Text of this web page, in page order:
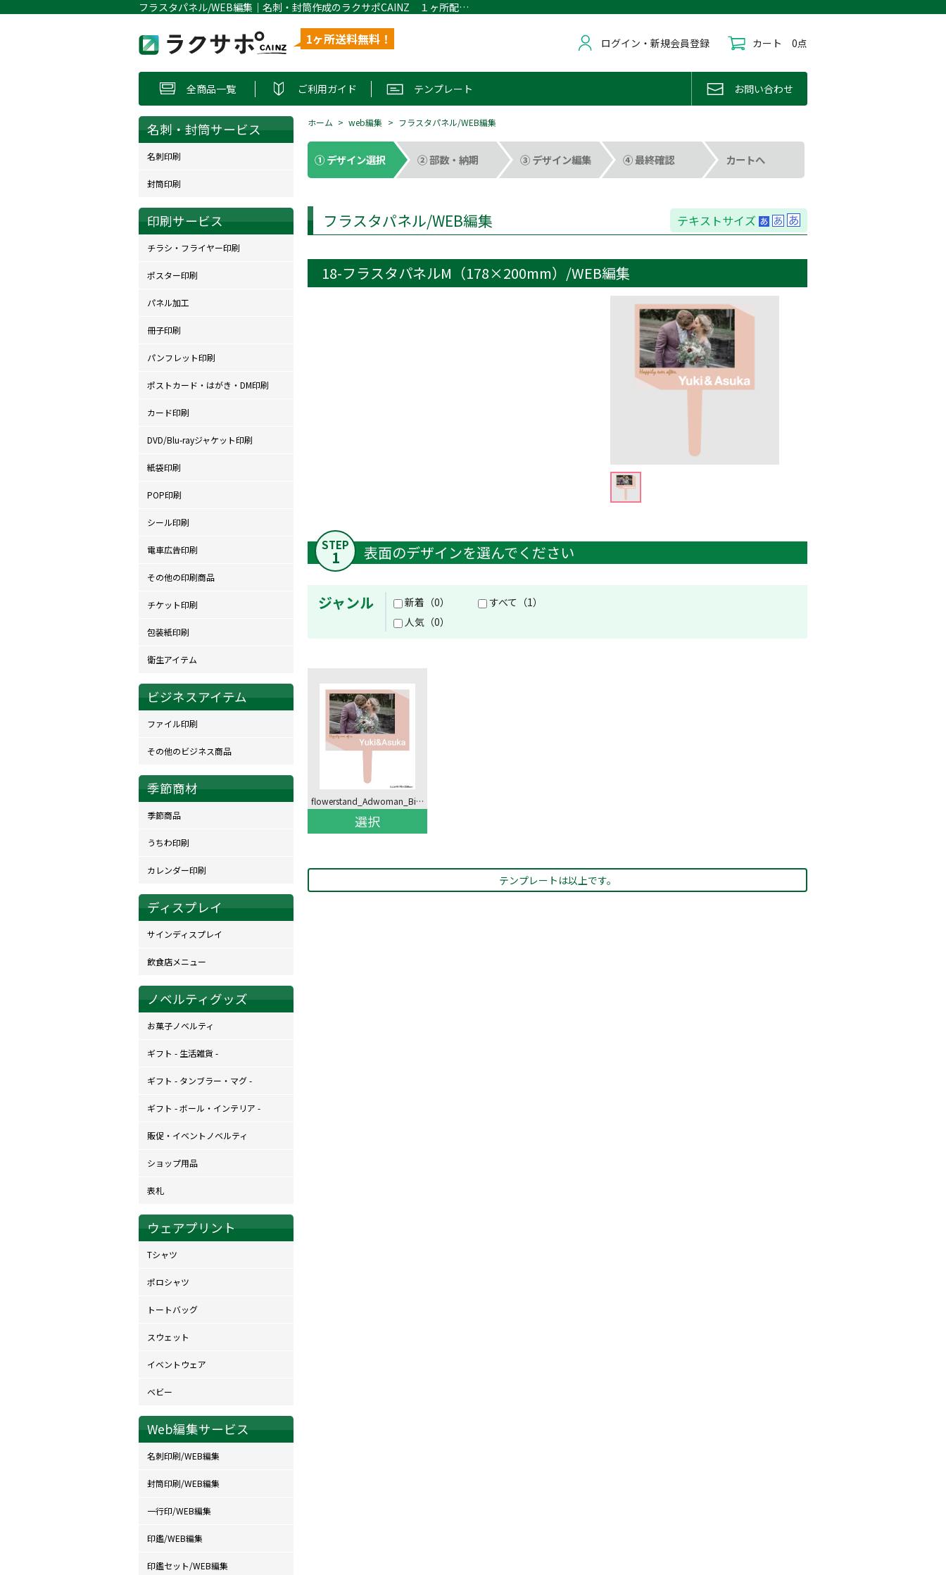
フラスタパネル/WEB編集｜名刺・封筒作成のラクサポCAINZ １ヶ所配送無料
1ヶ所送料無料！ ログイン・新規会員登録 カート 0点
全商品一覧 ご利用ガイド テンプレート お問い合わせ
ホーム web編集 フラスタパネル/WEB編集
① デザイン選択 ② 部数・納期 ③ デザイン編集 ④ 最終確認 カートへ
フラスタパネル/WEB編集 テキストサイズ
18-フラスタパネルM（178×200mm）/WEB編集
STEP
1 表面のデザインを選んでください
ジャンル
新着（0）
人気（0）
すべて（1）
flowerstand_Adwoman_Big_03
選択
テンプレートは以上です。
名刺・封筒サービス
名刺印刷
封筒印刷
印刷サービス
チラシ・フライヤー印刷
ポスター印刷
パネル加工
冊子印刷
パンフレット印刷
ポストカード・はがき・DM印刷
カード印刷
DVD/Blu-rayジャケット印刷
紙袋印刷
POP印刷
シール印刷
電車広告印刷
その他の印刷商品
チケット印刷
包装紙印刷
衛生アイテム
ビジネスアイテム
ファイル印刷
その他のビジネス商品
季節商材
季節商品
うちわ印刷
カレンダー印刷
ディスプレイ
サインディスプレイ
飲食店メニュー
ノベルティグッズ
お菓子ノベルティ
ギフト - 生活雑貨 -
ギフト - タンブラー・マグ -
ギフト - ボール・インテリア -
販促・イベントノベルティ
ショップ用品
表札
ウェアプリント
Tシャツ
ポロシャツ
トートバッグ
スウェット
イベントウェア
ベビー
Web編集サービス
名刺印刷/WEB編集
封筒印刷/WEB編集
一行印/WEB編集
印鑑/WEB編集
印鑑セット/WEB編集